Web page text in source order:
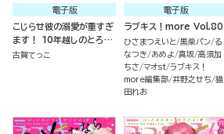
電子版
こじらせ彼の溺愛が重すぎ
ます！ 10年越しのとろ甘
えっち試してみる？ （4）
古賀てっこ
電子版
ラブキス！more Vol.80
ひさまつえいと 黒柴パン る
なつき
あめよ 真坂 高須加
ちさ マオst ラブキス！
more編集部 井野之せち 猫
田れお